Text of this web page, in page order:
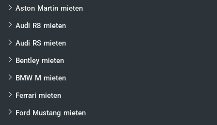
Frankfurt
Düsseldorf
Stuttgart
Dresden
Rostock
Aston Martin mieten
Audi R8 mieten
Audi RS mieten
Bentley mieten
BMW M mieten
Ferrari mieten
Ford Mustang mieten